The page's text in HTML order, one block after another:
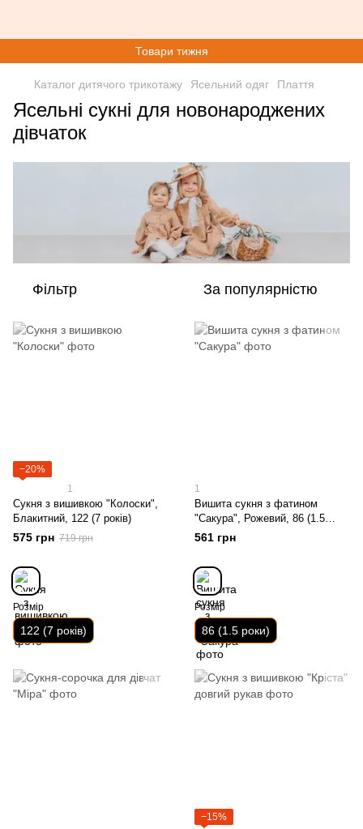
Товари тижня
Каталог дитячого трикотажу Ясельний одяг Плаття
Ясельні сукні для новонароджених
дівчаток
Фільтр За популярністю
−20%
1
Сукня з вишивкою "Колоски",
Блакитний, 122 (7 років)
575 грн 719 грн
Розмір
122 (7 років)
1
Вишита сукня з фатином
"Сакура", Рожевий, 86 (1.5
роки)
561 грн
Розмір
86 (1.5 роки)
−15%